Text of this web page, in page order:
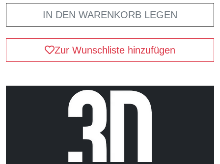
IN DEN WARENKORB LEGEN
Zur Wunschliste hinzufügen